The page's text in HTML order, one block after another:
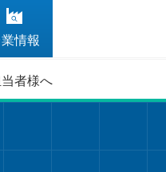
情報
者様へ